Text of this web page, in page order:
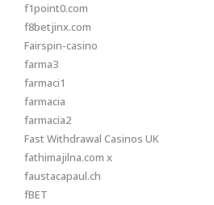
f1point0.com
f8betjinx.com
Fairspin-casino
farma3
farmaci1
farmacia
farmacia2
Fast Withdrawal Casinos UK
fathimajilna.com x
faustacapaul.ch
fBET